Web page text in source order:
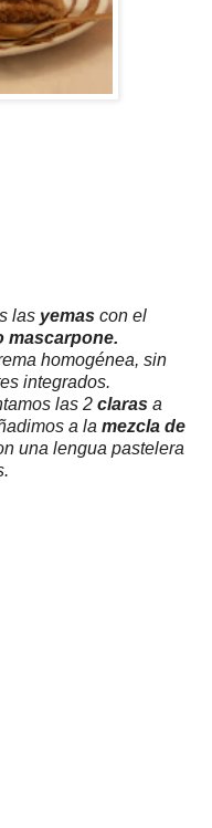
las yemas con el
mascarpone.
homogénea, sin
integrados.
las 2 claras a
a la mezcla de
una lengua pastelera